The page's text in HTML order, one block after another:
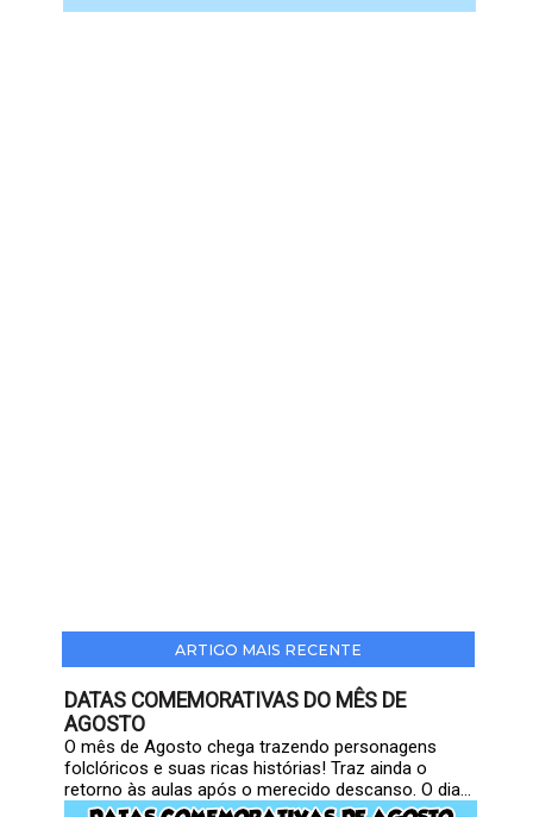
ARTIGO MAIS RECENTE
DATAS COMEMORATIVAS DO MÊS DE
AGOSTO
O mês de Agosto chega trazendo personagens
folclóricos e suas ricas histórias! Traz ainda o
retorno às aulas após o merecido descanso. O dia...